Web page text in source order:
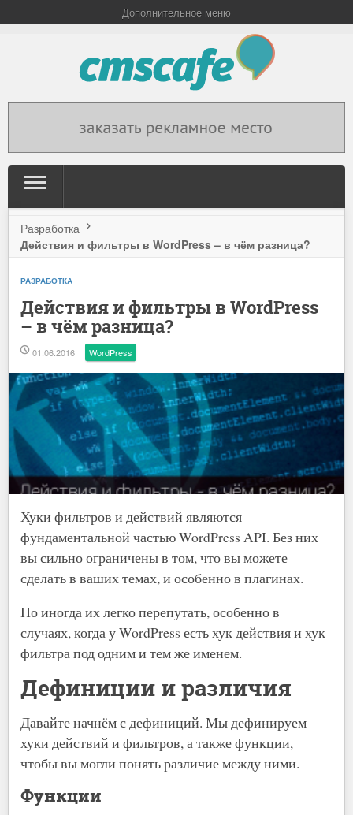
Дополнительное меню
Разработка
Действия и фильтры в WordPress – в чём разница?
РАЗРАБОТКА
Действия и фильтры в WordPress
– в чём разница?
01.06.2016 WordPress
Хуки фильтров и действий являются
фундаментальной частью WordPress API. Без них
вы сильно ограничены в том, что вы можете
сделать в ваших темах, и особенно в плагинах.
Но иногда их легко перепутать, особенно в
случаях, когда у WordPress есть хук действия и хук
фильтра под одним и тем же именем.
Дефиниции и различия
Давайте начнём с дефиниций. Мы дефинируем
хуки действий и фильтров, а также функции,
чтобы вы могли понять различие между ними.
Функции